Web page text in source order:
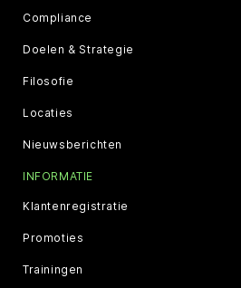
Compliance
Doelen & Strategie
Filosofie
Locaties
Nieuwsberichten
INFORMATIE
Klantenregistratie
Promoties
Trainingen